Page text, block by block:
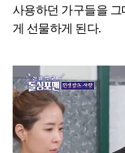
사용하던 가구들을
게 선물하게 된다.